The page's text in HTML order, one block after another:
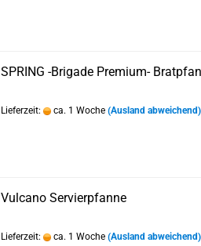
SPRING -Brigade Premium-
Lieferzeit: ca. 1 Woche (Ausland abweichend)
Vulcano Servierpfanne
Lieferzeit: ca. 1 Woche (Ausland abweichend)